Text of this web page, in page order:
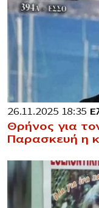
26.11.2025 18:35
Θρήνος για
Παρασκευή η